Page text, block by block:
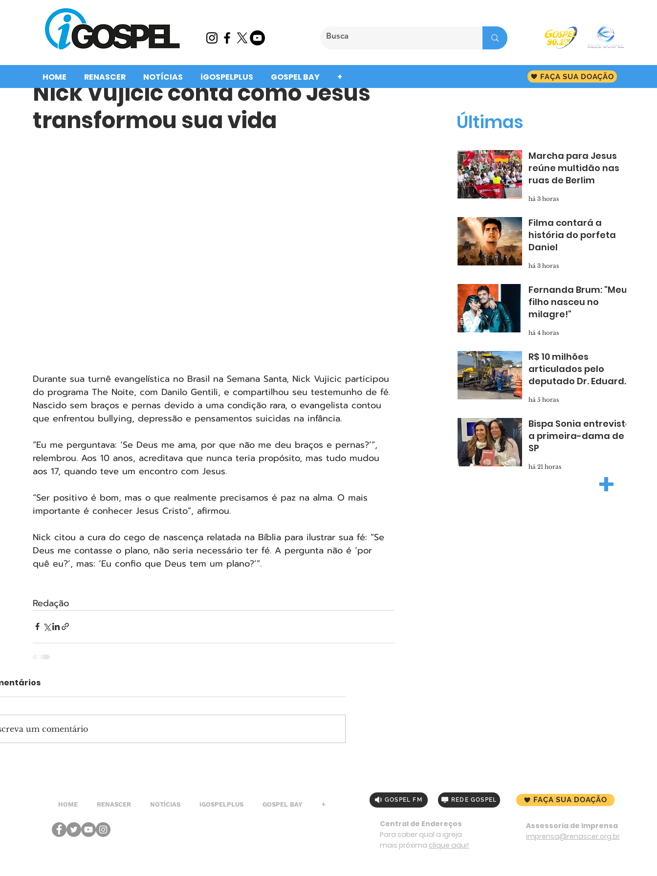
HOME RENASCER NOTÍCIAS iGOSPELPLUS GOSPEL BAY + FAÇA SUA DOAÇÃO
Nick Vujicic conta como Jesus
transformou sua vida
Durante sua turnê evangelística no Brasil na Semana Santa, Nick Vujicic participou
do programa The Noite, com Danilo Gentili, e compartilhou seu testemunho de fé.
Nascido sem braços e pernas devido a uma condição rara, o evangelista contou
que enfrentou bullying, depressão e pensamentos suicidas na infância.
“Eu me perguntava: ‘Se Deus me ama, por que não me deu braços e pernas?’”,
relembrou. Aos 10 anos, acreditava que nunca teria propósito, mas tudo mudou
aos 17, quando teve um encontro com Jesus.
“Ser positivo é bom, mas o que realmente precisamos é paz na alma. O mais
importante é conhecer Jesus Cristo”, afirmou.
Nick citou a cura do cego de nascença relatada na Bíblia para ilustrar sua fé: “Se
Deus me contasse o plano, não seria necessário ter fé. A pergunta não é ‘por
quê eu?’, mas: ‘Eu confio que Deus tem um plano?’”.
Redação
um comentário
Marcha para Jesus
reúne multidão nas
ruas de Berlim
há 3 horas
Filma contará a
história do porfeta
Daniel
há 3 horas
Fernanda Brum: "Meu
filho nasceu no
milagre!"
há 4 horas
R$ 10 milhões
articulados pelo
deputado Dr. Eduardo
asfalto novo para
Taboão
há 5 horas
Bispa Sonia entrevista
a primeira-dama de
SP
há 21 horas
Últimas
+
HOME RENASCER NOTÍCIAS iGOSPELPLUS GOSPEL BAY +
GOSPEL FM REDE GOSPEL
Central de Endereços
Para saber qual a igreja
mais próxima clique aqui!
FAÇA SUA DOAÇÃO
Assessoria de Imprensa
imprensa@renascer.org.br